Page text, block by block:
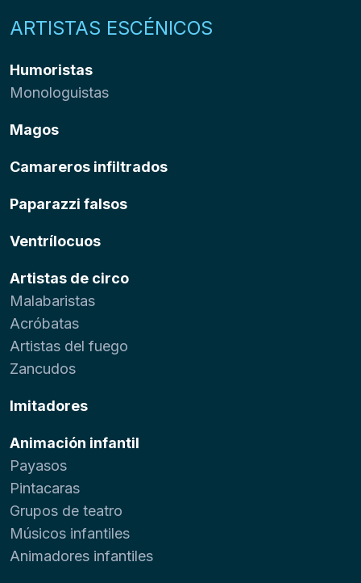
ARTISTAS ESCÉNICOS
Humoristas
Monologuistas
Magos
Camareros infiltrados
Paparazzi falsos
Ventrílocuos
Artistas de circo
Malabaristas
Acróbatas
Artistas del fuego
Zancudos
Imitadores
Animación infantil
Payasos
Pintacaras
Grupos de teatro
Músicos infantiles
Animadores infantiles